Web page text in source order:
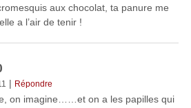
aux chocolat, ta panure me
a l’air de tenir !
| Répondre
on imagine……et on a les papilles qui